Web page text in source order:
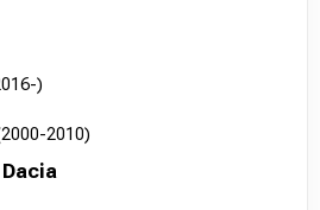
)
2010)
Dacia